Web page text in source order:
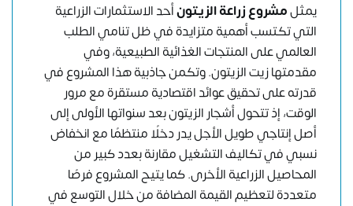
يمثلمشروع زراعة الزيتونأحد الاستثمارات الزراعية
التي تكتسب أهمية متزايدة في ظل تنامي الطلب
العالمي على المنتجات الغذائية الطبيعية، وفي
مقدمتها زيت الزيتون. وتكمن جاذبية هذا المشروع في
قدرته على تحقيق عوائد اقتصادية مستقرة مع مرور
الوقت، إذ تتحول أشجار الزيتون بعد سنواتها الأولى إلى
أصل إنتاجي طويل الأجل يدر دخلًا منتظمًا مع انخفاض
نسبي في تكاليف التشغيل مقارنة بعدد كبير من
المحاصيل الزراعية الأخرى. كما يتيح المشروع فرصًا
متعددة لتعظيم القيمة المضافة من خلال التوسع في